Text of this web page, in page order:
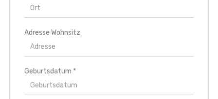
Adresse Wohnsitz
Land Residenz *
Geburtsdatum *